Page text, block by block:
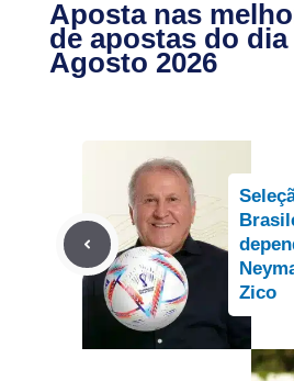
Aposta nas
de apostas do dia
Agosto 2026
Zico